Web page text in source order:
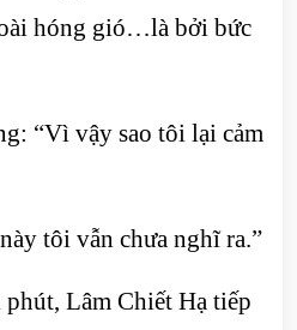
hóng gió…là bởi bức
“Vì vậy sao tôi lại cảm
tôi vẫn chưa nghĩ ra.”
Lâm Chiết Hạ tiếp